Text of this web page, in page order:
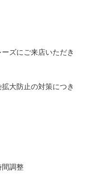
ズにご来店いただき
大防止の対策につき
間調整